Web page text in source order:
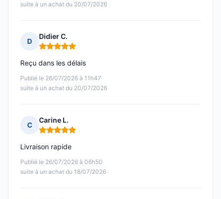
suite à un achat du 20/07/2026
D
Didier C.
Note : 5 sur 5
Publié le 26/07/2026 à 11h47
suite à un achat du 20/07/2026
Reçu dans les délais
C
Carine L.
Note : 5 sur 5
Publié le 26/07/2026 à 06h50
suite à un achat du 18/07/2026
Livraison rapide